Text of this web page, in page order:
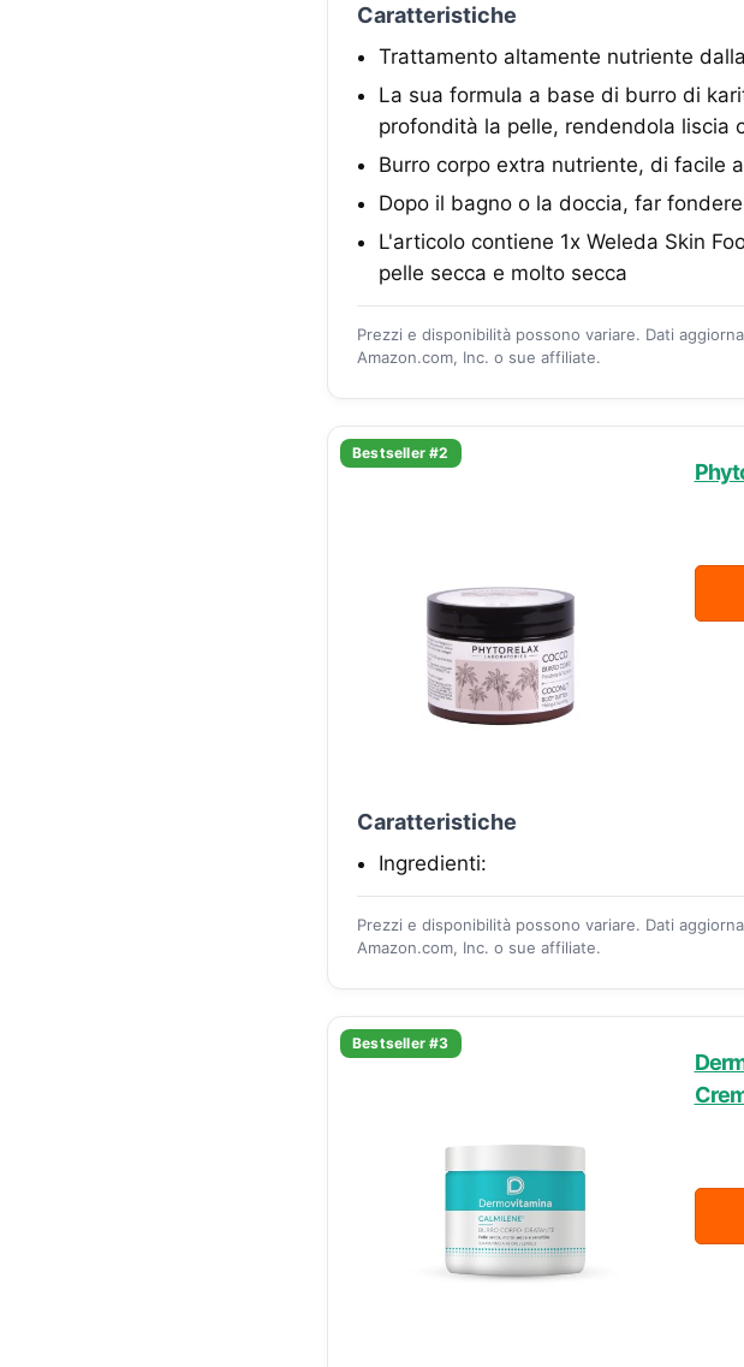
Caratteristiche
Trattamento altamente nutriente
La sua formula a base di burro di
profondità la pelle, rendendola liscia
Burro corpo extra nutriente, di facile
Dopo il bagno o la doccia, far
L'articolo contiene 1x Weleda Skin
pelle secca e molto secca
Prezzi e disponibilità possono variare. Dati
Amazon.com, Inc. o sue affiliate.
Bestseller #2
Caratteristiche
Ingredienti:
Prezzi e disponibilità possono variare. Dati
Amazon.com, Inc. o sue affiliate.
Bestseller #3